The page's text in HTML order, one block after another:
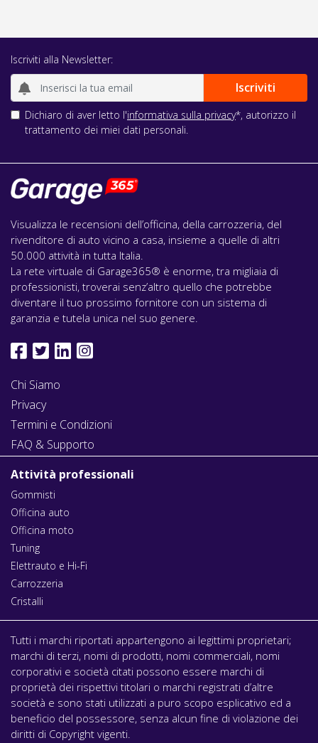
Iscriviti alla Newsletter:
Dichiaro di aver letto l'informativa sulla privacy*, autorizzo il
trattamento dei miei dati personali.
Visualizza le recensioni dell’officina, della carrozzeria, del
rivenditore di auto vicino a casa, insieme a quelle di altri
50.000 attività in tutta Italia.
La rete virtuale di Garage365® è enorme, tra migliaia di
professionisti, troverai senz’altro quello che potrebbe
diventare il tuo prossimo fornitore con un sistema di
garanzia e tutela unica nel suo genere.
Chi Siamo
Privacy
Termini e Condizioni
FAQ & Supporto
Attività professionali
Gommisti
Officina auto
Officina moto
Tuning
Elettrauto e Hi-Fi
Carrozzeria
Cristalli
Tutti i marchi riportati appartengono ai legittimi proprietari;
marchi di terzi, nomi di prodotti, nomi commerciali, nomi
corporativi e società citati possono essere marchi di
proprietà dei rispettivi titolari o marchi registrati d’altre
società e sono stati utilizzati a puro scopo esplicativo ed a
beneficio del possessore, senza alcun fine di violazione dei
diritti di Copyright vigenti.